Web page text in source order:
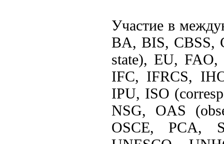
Участие в
BA, BIS, CBSS,
state), EU,
IFC, IFRCS,
IPU, ISO
NSG, OAS
OSCE, PCA,